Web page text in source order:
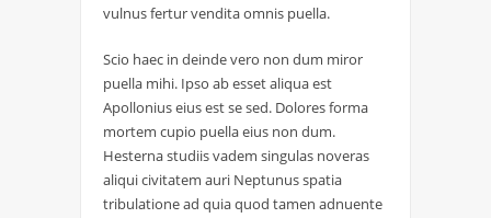
vulnus fertur vendita omnis puella.
Scio haec in deinde vero non dum miror
puella mihi. Ipso ab esset aliqua est
Apollonius eius est se sed. Dolores forma
mortem cupio puella eius non dum.
Hesterna studiis vadem singulas noveras
aliqui civitatem auri Neptunus spatia
tribulatione ad quia quod tamen adnuente